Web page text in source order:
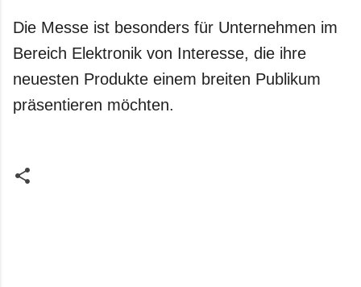
Die Messe ist besonders für Unternehmen im
Bereich Elektronik von Interesse, die ihre
neuesten Produkte einem breiten Publikum
präsentieren möchten.